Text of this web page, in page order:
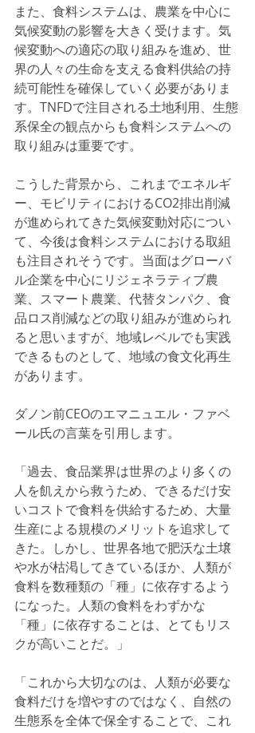
また、食料システムは、農業を中心に
気候変動の影響を大きく受けます。気
候変動への適応の取り組みを進め、世
界の人々の生命を支える食料供給の持
続可能性を確保していく必要がありま
す。TNFDで注目される土地利用、生態
系保全の観点からも食料システムへの
取り組みは重要です。
こうした背景から、これまでエネルギ
ー、モビリティにおけるCO2排出削減
が進められてきた気候変動対応につい
て、今後は食料システムにおける取組
も注目されそうです。当面はグローバ
ル企業を中心にリジェネラティブ農
業、スマート農業、代替タンパク、食
品ロス削減などの取り組みが進められ
ると思いますが、地域レベルでも実践
できるものとして、地域の食文化再生
があります。
ダノン前CEOのエマニュエル・ファベ
ール氏の言葉を引用します。
「過去、食品業界は世界のより多くの
人を飢えから救うため、できるだけ安
いコストで食料を供給するため、大量
生産による規模のメリットを追求して
きた。しかし、世界各地で肥沃な土壌
や水が枯渇してきているほか、人類が
食料を数種類の「種」に依存するよう
になった。人類の食料をわずかな
「種」に依存することは、とてもリス
クが高いことだ。」
「これから大切なのは、人類が必要な
食料だけを増やすのではなく、自然の
生態系を全体で保全することで、これ